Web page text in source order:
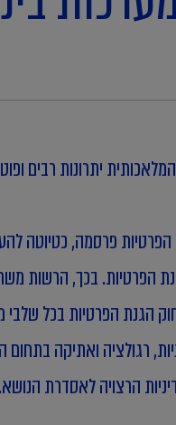
יתרונות רבים
באפריל 2025, הרשות להגנת
הפרטיות. בכך, הרשות
הרצויה לאסדרת הנושא.